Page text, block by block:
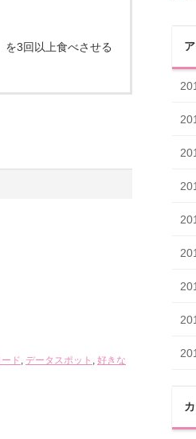
を3回以上食べさせる
ド, データスポット , 好きな